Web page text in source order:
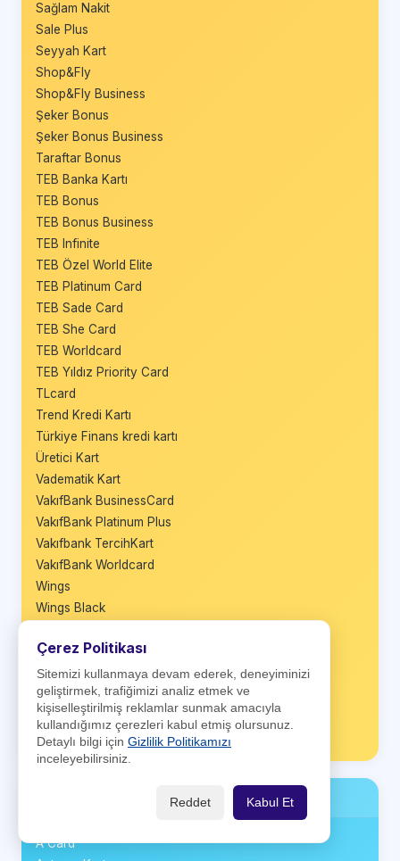
Sağlam Nakit
Sale Plus
Seyyah Kart
Shop&Fly
Shop&Fly Business
Şeker Bonus
Şeker Bonus Business
Taraftar Bonus
TEB Banka Kartı
TEB Bonus
TEB Bonus Business
TEB Infinite
TEB Özel World Elite
TEB Platinum Card
TEB Sade Card
TEB She Card
TEB Worldcard
TEB Yıldız Priority Card
TLcard
Trend Kredi Kartı
Türkiye Finans kredi kartı
Üretici Kart
Vadematik Kart
VakıfBank BusinessCard
VakıfBank Platinum Plus
Vakıfbank TercihKart
VakıfBank Worldcard
Wings
Wings Black
Wings Private
World Business
World Nakit
World Platinum
Ziraat Maximum
A Card
Çerez Politikası
Sitemizi kullanmaya devam ederek, deneyiminizi
geliştirmek, trafiğimizi analiz etmek ve
kişiselleştirilmiş reklamlar sunmak amacıyla
kullandığımız çerezleri kabul etmiş olursunuz.
Detaylı bilgi için Gizlilik Politikamızı
inceleyebilirsiniz.
Reddet Kabul Et